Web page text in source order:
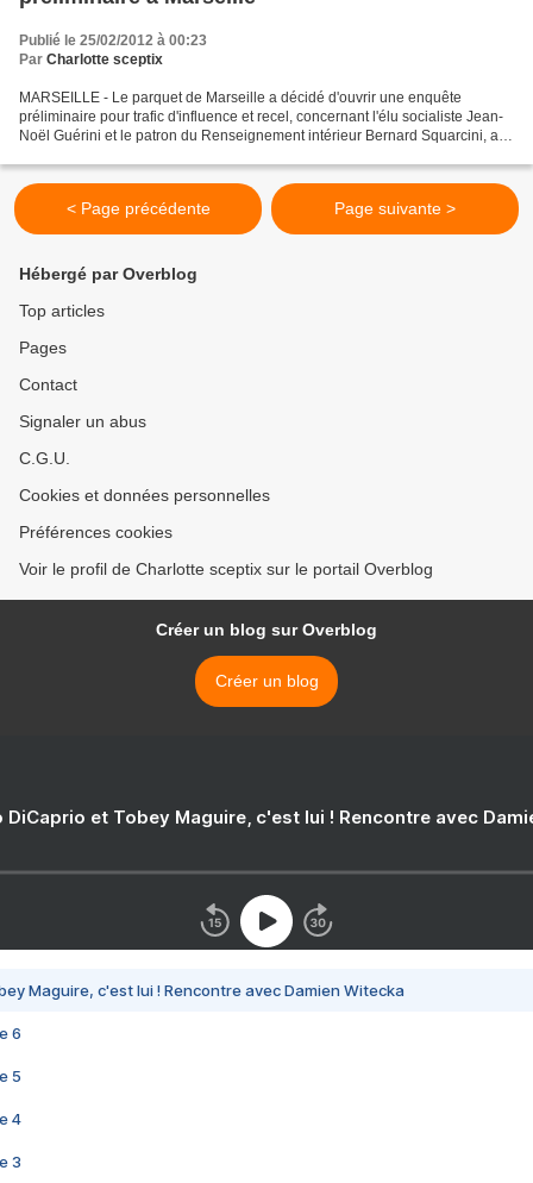
Publié le 25/02/2012 à 00:23
Par Charlotte sceptix
MARSEILLE - Le parquet de Marseille a décidé d'ouvrir une enquête
préliminaire pour trafic d'influence et recel, concernant l'élu socialiste Jean-
Noël Guérini et le patron du Renseignement intérieur Bernard Squarcini, a-t-
< Page précédente Page suivante >
Hébergé par Overblog
Top articles
Pages
Contact
Signaler un abus
C.G.U.
Cookies et données personnelles
Préférences cookies
Voir le profil de Charlotte sceptix sur le portail Overblog
Créer un blog sur Overblog
Créer un blog
DiCaprio et Tobey Maguire, c'est lui ! Rencontre avec
Maguire, c'est lui ! Rencontre avec Damien Witecka
6
5
4
3